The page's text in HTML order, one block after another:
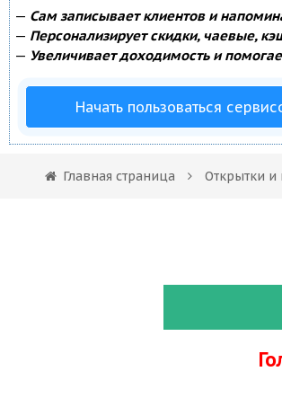
— Сам записывает клиентов и
— Персонализирует скидки, чаевые,
— Увеличивает доходимость и
Начать пользоваться
Главная страница Открытки и